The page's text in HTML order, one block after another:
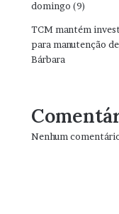
domingo (9)
TCM mantém
para manutenção
Bárbara
Nenhum